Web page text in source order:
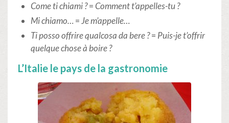
Come ti chiami ?= Comment t’appelles-tu ?
Mi chiamo… =Je m’appelle…
Ti posso offrire qualcosa da bere ?= Puis-je t’offrir
quelque chose à boire ?
L’Italie le pays de la gastronomie